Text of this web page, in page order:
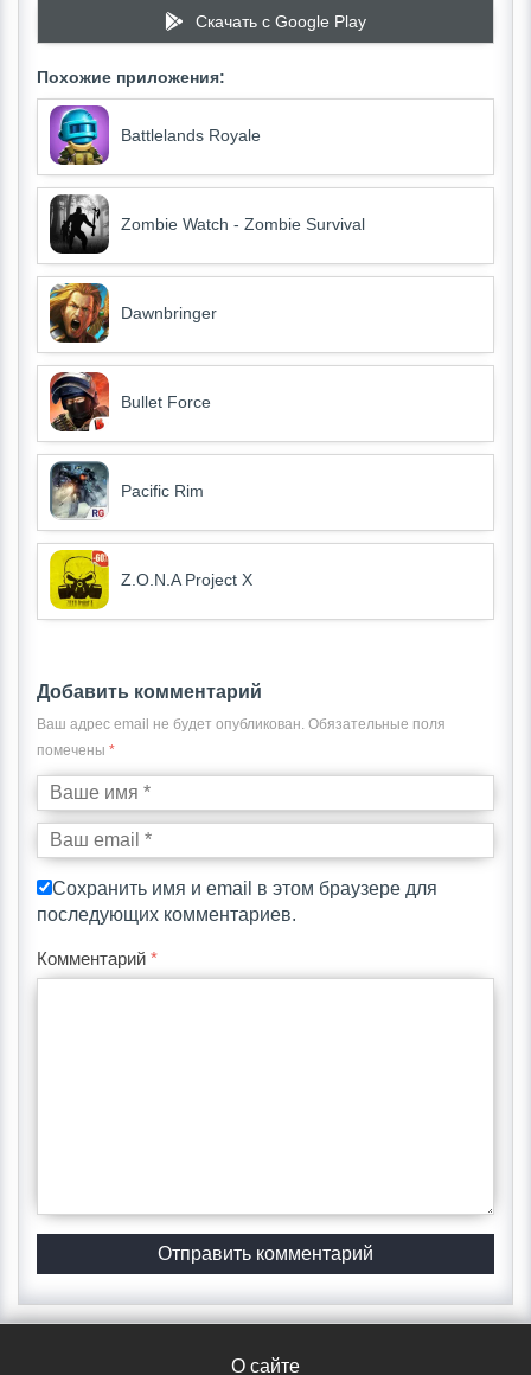
Скачать c Google Play
Похожие приложения:
Battlelands Royale
Zombie Watch - Zombie Survival
Dawnbringer
Bullet Force
Pacific Rim
Z.O.N.A Project X
Добавить комментарий
Ваш адрес email не будет опубликован. Обязательные поля
помечены *
Сохранить имя и email в этом браузере для
последующих комментариев.
Комментарий *
О сайте